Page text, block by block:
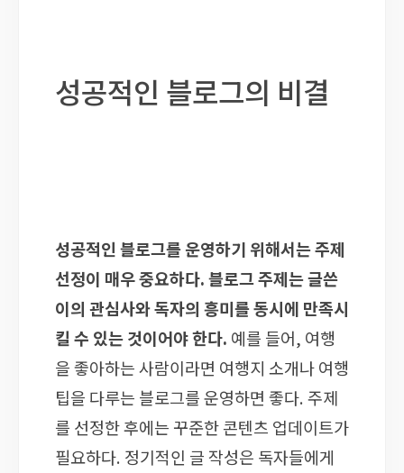
성공적인 블로그의 비결
성공적인 블로그를 운영하기 위해서는 주제
선정이 매우 중요하다. 블로그 주제는 글쓴
이의 관심사와 독자의 흥미를 동시에 만족시
킬 수 있는 것이어야 한다. 예를 들어, 여행
을 좋아하는 사람이라면 여행지 소개나 여행
팁을 다루는 블로그를 운영하면 좋다. 주제
를 선정한 후에는 꾸준한 콘텐츠 업데이트가
필요하다. 정기적인 글 작성은 독자들에게